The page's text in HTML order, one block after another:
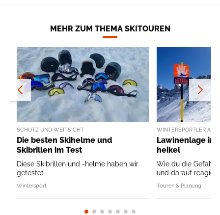
MEHR ZUM THEMA SKITOUREN
SCHUTZ UND WEITSICHT
Die besten Skihelme und
Skibrillen im Test
Diese Skibrillen und -helme haben wir
getestet
Wintersport
WINTERSPORTLER
Lawinenlage in
heikel
Wie du die Gefahr
und darauf
Touren & Planung